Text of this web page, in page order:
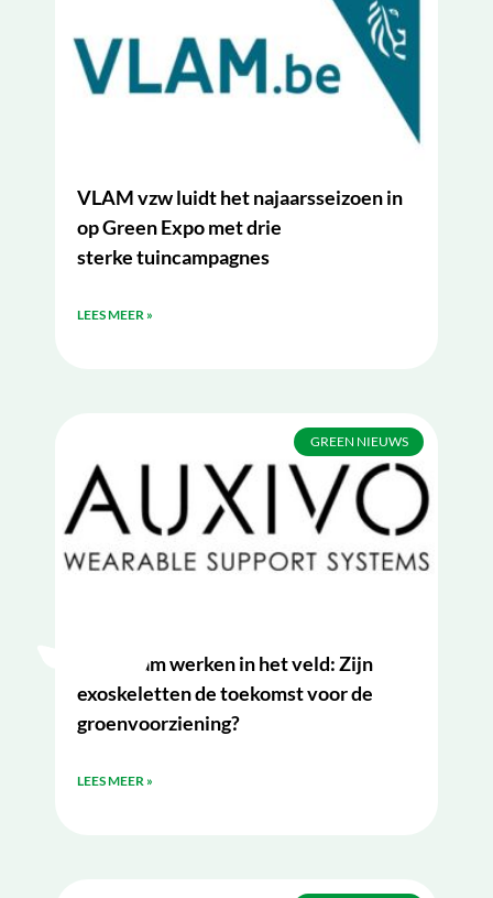
VLAM vzw luidt het najaarsseizoen in
op Green Expo met drie
sterke tuincampagnes
LEES MEER »
GREEN NIEUWS
Duurzaam werken in het veld: Zijn
exoskeletten de toekomst voor de
groenvoorziening?
LEES MEER »